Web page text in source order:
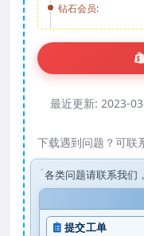
钻石会员:
最近更新: 2023-
下载遇到问题？可联
各类问题请联系我们
提交工单